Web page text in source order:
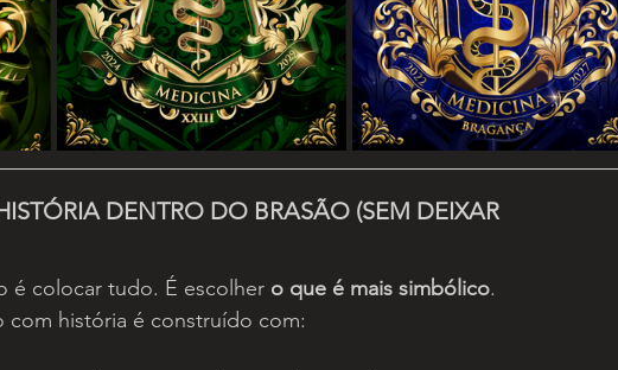
DENTRO DO BRASÃO (SEM DEIXAR
é colocar tudo. É escolher o que é mais simbólico.
com história é construído com: